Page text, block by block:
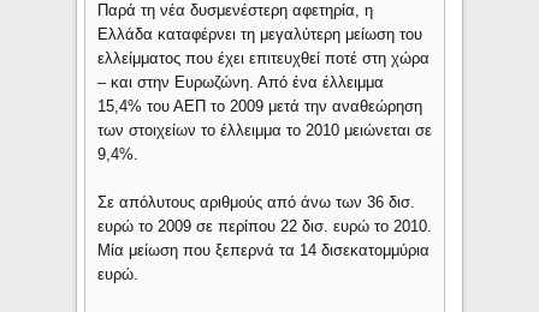
Παρά τη νέα δυσμενέστερη αφετηρία, η
Ελλάδα καταφέρνει τη μεγαλύτερη μείωση του
ελλείμματος που έχει επιτευχθεί ποτέ στη χώρα
– και στην Ευρωζώνη. Από ένα έλλειμμα
15,4% του ΑΕΠ το 2009 μετά την αναθεώρηση
των στοιχείων το έλλειμμα το 2010 μειώνεται σε
9,4%.
Σε απόλυτους αριθμούς από άνω των 36 δισ.
ευρώ το 2009 σε περίπου 22 δισ. ευρώ το 2010.
Μία μείωση που ξεπερνά τα 14 δισεκατομμύρια
ευρώ.